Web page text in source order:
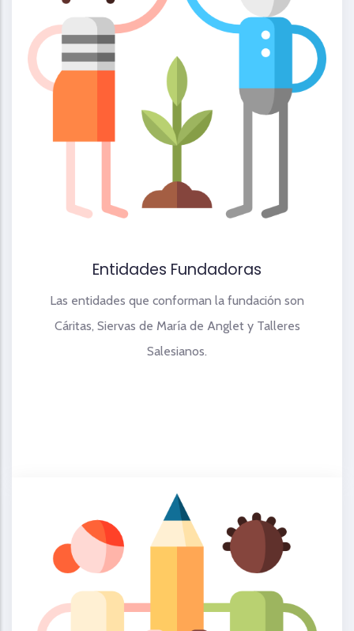
Entidades Fundadoras
Las entidades que conforman la fundación son
Cáritas, Siervas de María de Anglet y Talleres
Salesianos.